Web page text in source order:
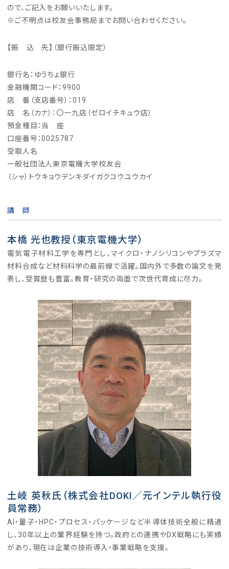
ので、ご記入をお願いいたします。
※ご不明点は校友会事務局までお問い合わせください。
【振 込 先】（銀行振込限定）
銀行名：ゆうちょ銀行
金融機関コード：9900
店 番（支店番号）：019
店 名（カナ）：〇一九店（ゼロイチキュウ店）
預金種目：当 座
口座番号：0025787
受取人名
一般社団法人東京電機大学校友会
（シャ）トウキョウデンキダイガクコウユウカイ
講 師
本橋 光也教授（東京電機大学）
電気電子材料工学を専門とし、マイクロ・ナノシリコンやプラズマ
材料合成など材料科学の最前線で活躍。国内外で多数の論文を発
表し、受賞歴も豊富。教育・研究の両面で次世代育成に尽力。
土岐 英秋氏（株式会社DOKI／元インテル執行役
員常務）
AI・量子・HPC・プロセス・パッケージなど半導体技術全般に精通
し、30年以上の業界経験を持つ。政府との連携やDX戦略にも実績
があり、現在は企業の技術導入・事業戦略を支援。